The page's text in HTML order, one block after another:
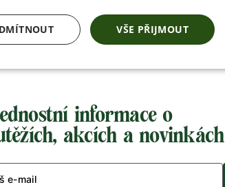
informace o
akcích a novinkách
e-mail
VŠE PŘIJMOUT